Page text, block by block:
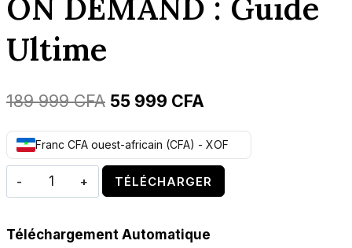
ON DEMAND : Guide
Ultime
189 999CFA Le
prix
initial
était :
999 CFA.
55 999 CFA
prix
actuel
est :
999 CFA.
Franc CFA ouest-africain (CFA) - XOF
quantité
de
COMPLETE
TÉLÉCHARGER
Téléchargement Automatique